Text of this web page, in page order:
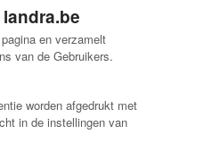
landra.be
en verzamelt
van de Gebruikers.
worden afgedrukt met
in de instellingen van